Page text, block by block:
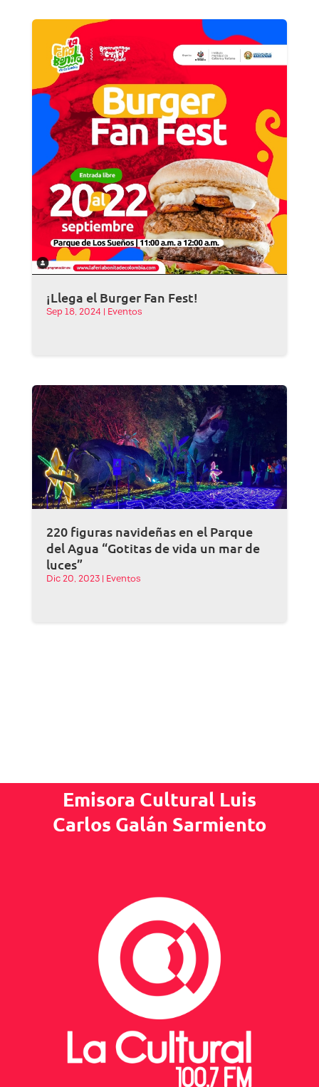
¡Llega el Burger Fan Fest!
Sep 18, 2024 Eventos
220 figuras navideñas en el Parque
del Agua “Gotitas de vida un mar de
luces”
Dic 20, 2023| Eventos
Emisora Cultural Luis
Carlos Galán Sarmiento